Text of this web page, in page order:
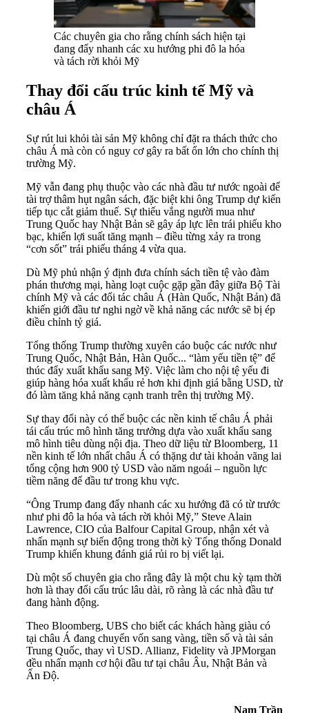
Các chuyên gia cho rằng chính sách hiện tại
đang đẩy nhanh các xu hướng phi đô la hóa
và tách rời khỏi Mỹ
Thay đổi cấu trúc kinh tế Mỹ và
châu Á
Sự rút lui khỏi tài sản Mỹ không chỉ đặt ra thách thức cho
châu Á mà còn có nguy cơ gây ra bất ổn lớn cho chính thị
trường Mỹ.
Mỹ vẫn đang phụ thuộc vào các nhà đầu tư nước ngoài để
tài trợ thâm hụt ngân sách, đặc biệt khi ông Trump dự kiến
tiếp tục cắt giảm thuế. Sự thiếu vắng người mua như
Trung Quốc hay Nhật Bản sẽ gây áp lực lên trái phiếu kho
bạc, khiến lợi suất tăng mạnh – điều từng xảy ra trong
“cơn sốt” trái phiếu tháng 4 vừa qua.
Dù Mỹ phủ nhận ý định đưa chính sách tiền tệ vào đàm
phán thương mại, hàng loạt cuộc gặp gần đây giữa Bộ Tài
chính Mỹ và các đối tác châu Á (Hàn Quốc, Nhật Bản) đã
khiến giới đầu tư nghi ngờ về khả năng các nước sẽ bị ép
điều chỉnh tỷ giá.
Tổng thống Trump thường xuyên cáo buộc các nước như
Trung Quốc, Nhật Bản, Hàn Quốc... “làm yếu tiền tệ” để
thúc đẩy xuất khẩu sang Mỹ. Việc làm cho nội tệ yếu đi
giúp hàng hóa xuất khẩu rẻ hơn khi định giá bằng USD, từ
đó làm tăng khả năng cạnh tranh trên thị trường Mỹ.
Sự thay đổi này có thể buộc các nền kinh tế châu Á phải
tái cấu trúc mô hình tăng trưởng dựa vào xuất khẩu sang
mô hình tiêu dùng nội địa. Theo dữ liệu từ Bloomberg, 11
nền kinh tế lớn nhất châu Á có thặng dư tài khoản vãng lai
tổng cộng hơn 900 tỷ USD vào năm ngoái – nguồn lực
tiềm năng để đầu tư trong khu vực.
“Ông Trump đang đẩy nhanh các xu hướng đã có từ trước
như phi đô la hóa và tách rời khỏi Mỹ,” Steve Alain
Lawrence, CIO của Balfour Capital Group, nhận xét và
nhấn mạnh sự biến động trong thời kỳ Tổng thống Donald
Trump khiến khung đánh giá rủi ro bị viết lại.
Dù một số chuyên gia cho rằng đây là một chu kỳ tạm thời
hơn là thay đổi cấu trúc lâu dài, rõ ràng là các nhà đầu tư
đang hành động.
Theo Bloomberg, UBS cho biết các khách hàng giàu có
tại châu Á đang chuyển vốn sang vàng, tiền số và tài sản
Trung Quốc, thay vì USD. Allianz, Fidelity và JPMorgan
đều nhấn mạnh cơ hội đầu tư tại châu Âu, Nhật Bản và
Ấn Độ.
Nam Trần